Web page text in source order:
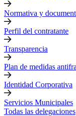
Normativa y
Perfil del contratante
Transparencia
Plan de medidas
Identidad Corporativa
Servicios Municipales
Todas las delegaciones